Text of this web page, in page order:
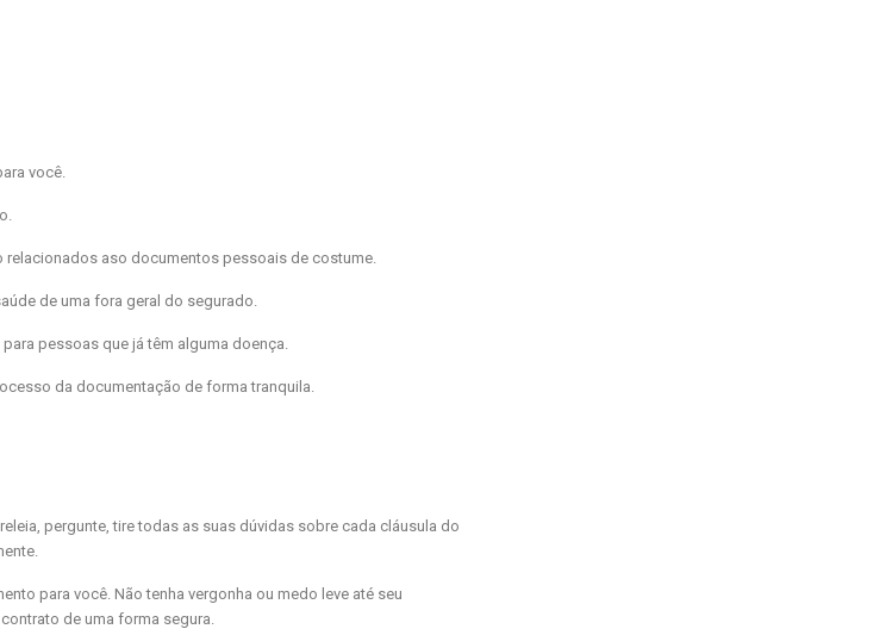
você.
relacionados aso documentos pessoais de costume.
de uma fora geral do segurado.
pessoas que já têm alguma doença.
da documentação de forma tranquila.
pergunte, tire todas as suas dúvidas sobre cada cláusula do
para você. Não tenha vergonha ou medo leve até seu
de uma forma segura.